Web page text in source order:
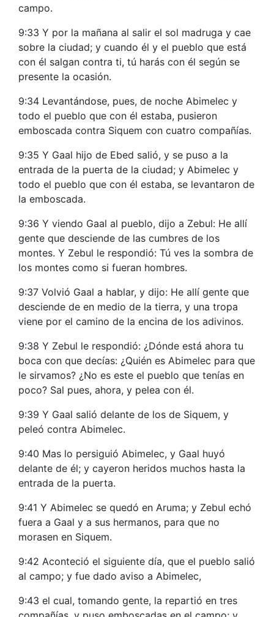
campo.
9:33 Y por la mañana al salir el sol madruga y cae
sobre la ciudad; y cuando él y el pueblo que está
con él salgan contra ti, tú harás con él según se
presente la ocasión.
9:34 Levantándose, pues, de noche Abimelec y
todo el pueblo que con él estaba, pusieron
emboscada contra Siquem con cuatro compañías.
9:35 Y Gaal hijo de Ebed salió, y se puso a la
entrada de la puerta de la ciudad; y Abimelec y
todo el pueblo que con él estaba, se levantaron de
la emboscada.
9:36 Y viendo Gaal al pueblo, dijo a Zebul: He allí
gente que desciende de las cumbres de los
montes. Y Zebul le respondió: Tú ves la sombra de
los montes como si fueran hombres.
9:37 Volvió Gaal a hablar, y dijo: He allí gente que
desciende de en medio de la tierra, y una tropa
viene por el camino de la encina de los adivinos.
9:38 Y Zebul le respondió: ¿Dónde está ahora tu
boca con que decías: ¿Quién es Abimelec para que
le sirvamos? ¿No es este el pueblo que tenías en
poco? Sal pues, ahora, y pelea con él.
9:39 Y Gaal salió delante de los de Siquem, y
peleó contra Abimelec.
9:40 Mas lo persiguió Abimelec, y Gaal huyó
delante de él; y cayeron heridos muchos hasta la
entrada de la puerta.
9:41 Y Abimelec se quedó en Aruma; y Zebul echó
fuera a Gaal y a sus hermanos, para que no
morasen en Siquem.
9:42 Aconteció el siguiente día, que el pueblo salió
al campo; y fue dado aviso a Abimelec,
9:43 el cual, tomando gente, la repartió en tres